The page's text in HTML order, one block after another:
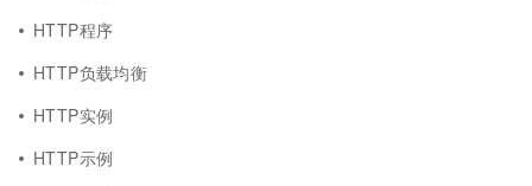
HTTP程序
HTTP负载均衡
HTTP实例
HTTP示例